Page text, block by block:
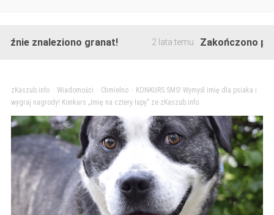
granat! 2 lata temu Zakończono
zKaszub.info> Wiadomości Chmielno>
KONKURS SMS! Wymyśl imię dla psiaka i
wygraj nagrody! Konkurs „Imię na cztery łapy” ze zKaszub.info